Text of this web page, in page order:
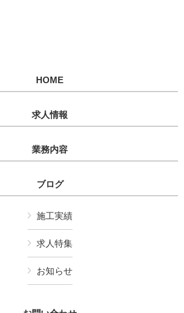
HOME
求人情報
業務内容
ブログ
施工実績
求人特集
お知らせ